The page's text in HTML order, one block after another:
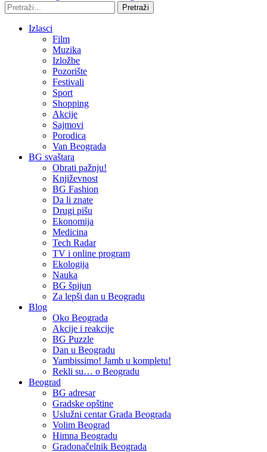
Pretraži
Izlasci
Film
Muzika
Izložbe
Pozorište
Festivali
Sport
Shopping
Akcije
Sajmovi
Porodica
Van Beograda
BG svaštara
Obrati pažnju!
Književnost
BG Fashion
Da li znate
Drugi pišu
Ekonomija
Medicina
Tech Radar
TV i online program
Ekologija
Nauka
BG špijun
Za lepši dan u Beogradu
Blog
Oko Beograda
Akcije i reakcije
BG Puzzle
Dan u Beogradu
Yambissimo! Jamb u kompletu!
Rekli su… o Beogradu
Beograd
BG adresar
Gradske opštine
Uslužni centar Grada Beograda
Volim Beograd
Himna Beogradu
Gradonačelnik Beograda